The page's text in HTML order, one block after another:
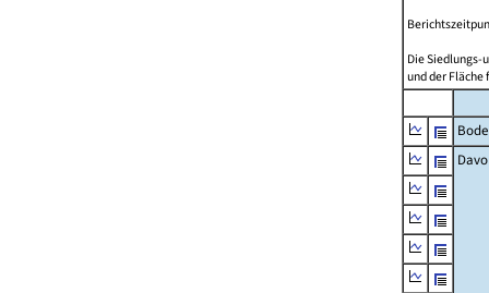
Die Siedlungs-
und der Fläche